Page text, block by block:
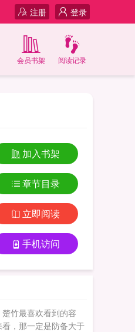
登录
注册
阅读记录
会员书架
加入书架
章节目录
立即阅读
手机访问
竹最喜欢看到的容
，那一定是防备大于